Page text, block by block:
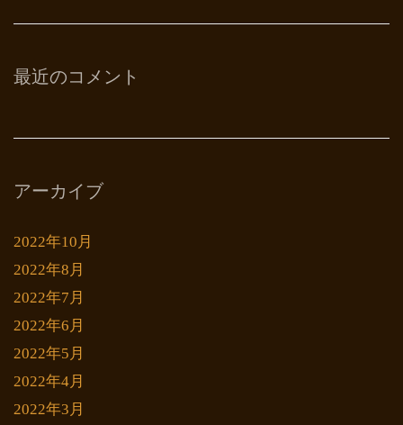
最近のコメント
アーカイブ
2022年10月
2022年8月
2022年7月
2022年6月
2022年5月
2022年4月
2022年3月